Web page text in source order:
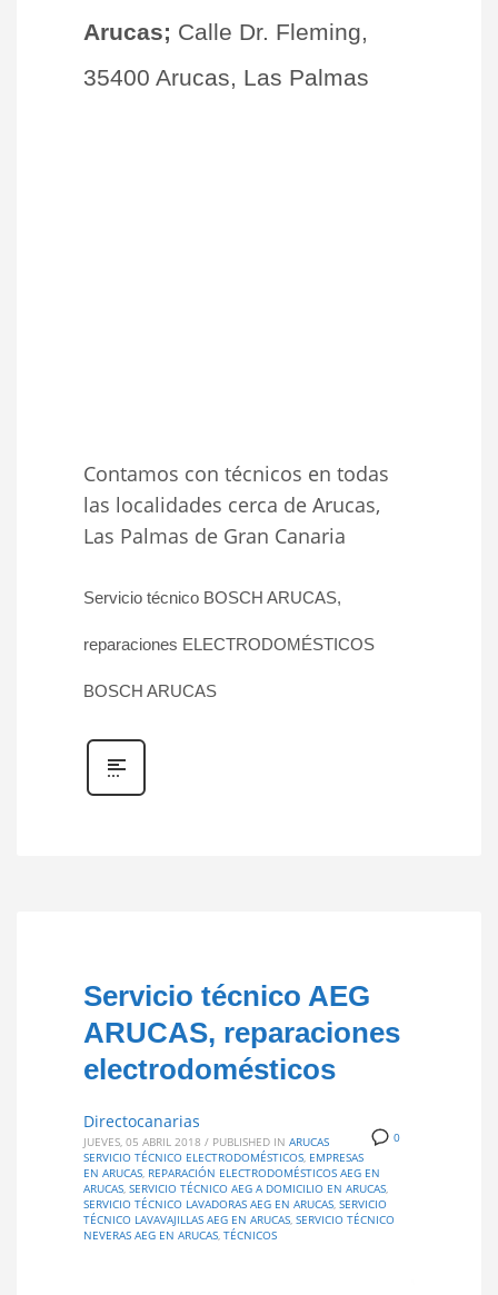
Arucas; Calle Dr. Fleming,
35400 Arucas, Las Palmas
Contamos con técnicos en todas
las localidades cerca de Arucas,
Las Palmas de Gran Canaria
Servicio técnico BOSCH ARUCAS,
reparaciones ELECTRODOMÉSTICOS
BOSCH ARUCAS
Servicio técnico AEG
ARUCAS, reparaciones
electrodomésticos
0
Directocanarias
JUEVES, 05 ABRIL 2018 / PUBLISHED IN ARUCAS
SERVICIO TÉCNICO ELECTRODOMÉSTICOS, EMPRESAS
EN ARUCAS, REPARACIÓN ELECTRODOMÉSTICOS AEG EN
ARUCAS, SERVICIO TÉCNICO AEG A DOMICILIO EN ARUCAS,
SERVICIO TÉCNICO LAVADORAS AEG EN ARUCAS, SERVICIO
TÉCNICO LAVAVAJILLAS AEG EN ARUCAS, SERVICIO TÉCNICO
NEVERAS AEG EN ARUCAS, TÉCNICOS